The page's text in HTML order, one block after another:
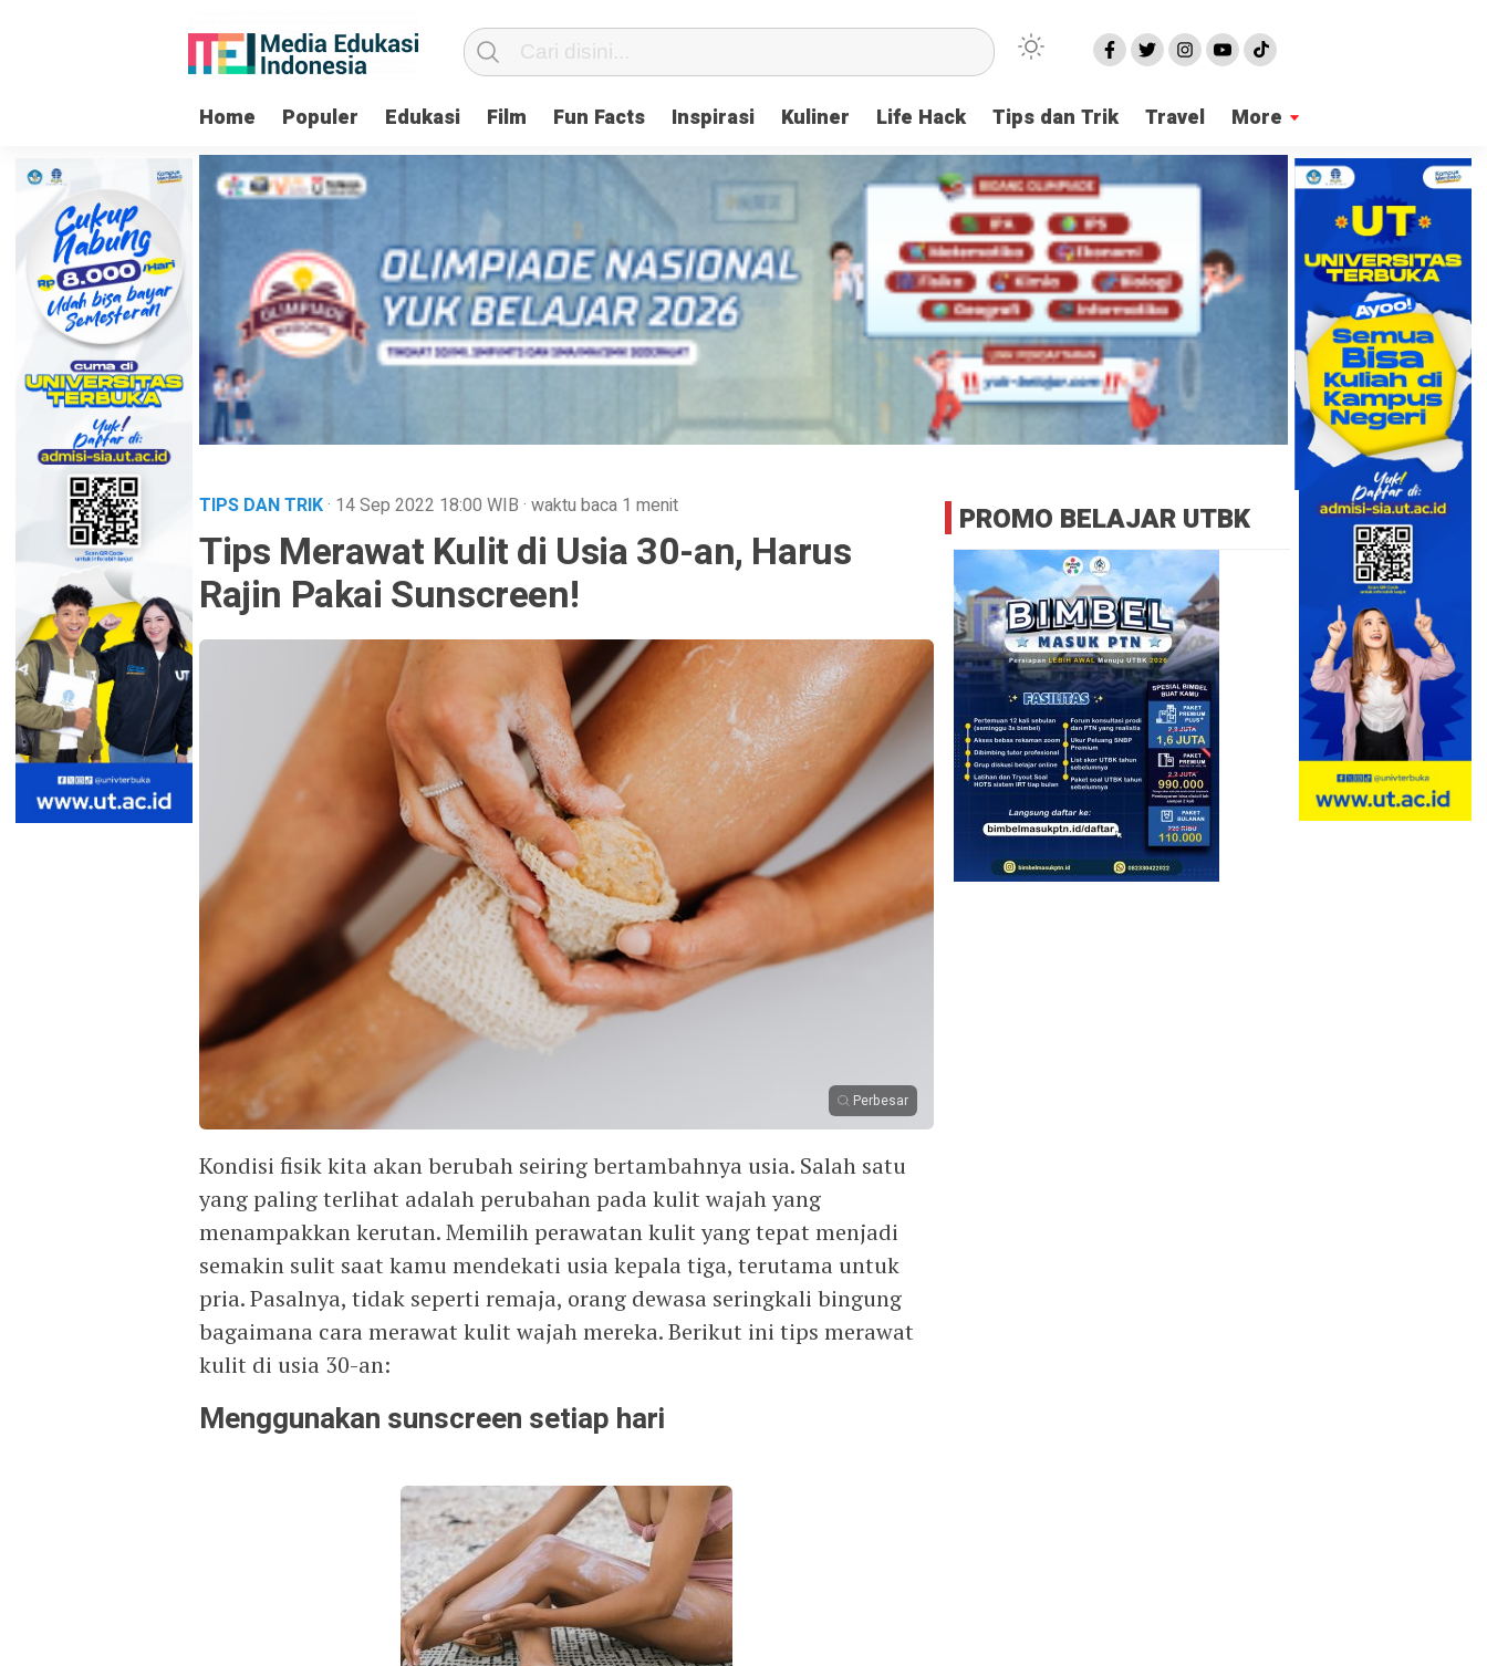
Home Populer Edukasi Film Fun Facts Inspirasi Kuliner Life Hack Tips dan Trik Travel More
TIPS DAN TRIK· 14 Sep 2022 18:00 WIB · waktu baca 1 menit
Tips Merawat Kulit di Usia 30-an, Harus
Rajin Pakai Sunscreen!
Perbesar
Kondisi fisik kita akan berubah seiring bertambahnya usia. Salah satu
yang paling terlihat adalah perubahan pada kulit wajah yang
menampakkan kerutan. Memilih perawatan kulit yang tepat menjadi
semakin sulit saat kamu mendekati usia kepala tiga, terutama untuk
pria. Pasalnya, tidak seperti remaja, orang dewasa seringkali bingung
bagaimana cara merawat kulit wajah mereka. Berikut ini tips merawat
kulit di usia 30-an:
Menggunakan sunscreen setiap hari
PROMO BELAJAR UTBK